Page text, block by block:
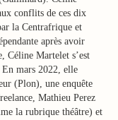
conflits de ces dix
la Centrafrique et
après avoir
Céline Martelet s’est
mars 2022, elle
(Plon), une enquête
Mathieu Perez
la rubrique théâtre) et